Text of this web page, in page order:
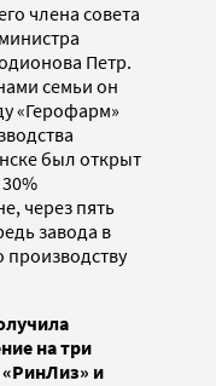
члена совета
Петр.
семьи он
«Герофарм»
был открыт
через пять
завода в
производству
на три
«РинЛиз» и